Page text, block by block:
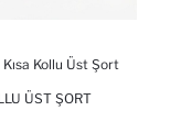
Kollu Üst Şort
ÜST ŞORT